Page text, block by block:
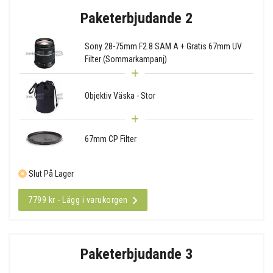
Paketerbjudande 2
Sony 28-75mm F2.8 SAM A + Gratis 67mm UV
Filter (Sommarkampanj)
Objektiv Väska - Stor
67mm CP Filter
Slut På Lager
7799 kr - Lägg i varukorgen
Paketerbjudande 3